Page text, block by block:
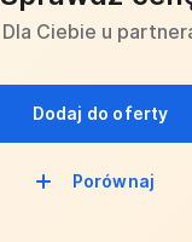
Dla Ciebie u
Dodaj do oferty
Porównaj